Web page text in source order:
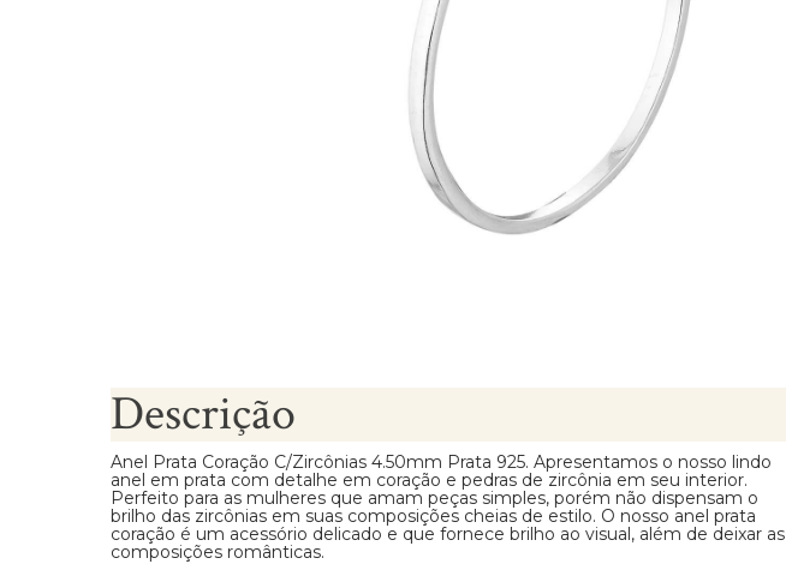
Descrição
Anel Prata Coração C/Zircônias 4.50mm Prata 925. Apresentamos o nosso lindo
anel em prata com detalhe em coração e pedras de zircônia em seu interior.
Perfeito para as mulheres que amam peças simples, porém não dispensam o
brilho das zircônias em suas composições cheias de estilo. O nosso anel prata
coração é um acessório delicado e que fornece brilho ao visual, além de deixar as
composições românticas.